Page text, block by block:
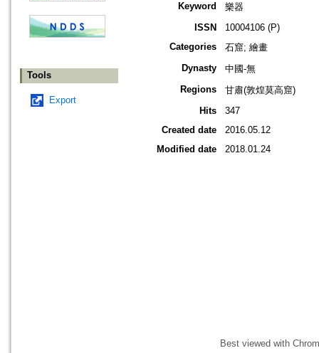
Tools
Export
Keyword
樂器
ISSN
10004106 (P)
Categories
石窟; 繪畫
Dynasty
中國-無
Regions
甘肅(敦煌莫高窟)
Hits
347
Created date
2016.05.12
Modified date
2018.01.24
Best viewed with